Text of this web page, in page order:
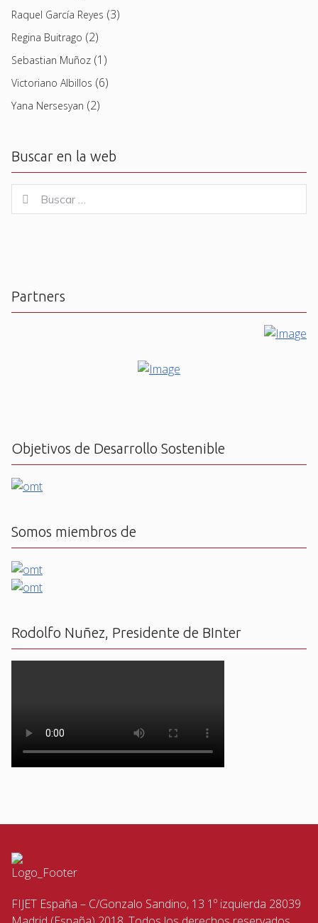
Raquel García Reyes (3)
Regina Buitrago (2)
Sebastian Muñoz (1)
Victoriano Albillos (6)
Yana Nersesyan (2)
Buscar en la web
for:
Buscar
Partners
Objetivos de Desarrollo Sostenible
Somos miembros de
Rodolfo Nuñez, Presidente de BInter
FIJET España – C/Gonzalo Sandino, 13 1º izquierda 28039